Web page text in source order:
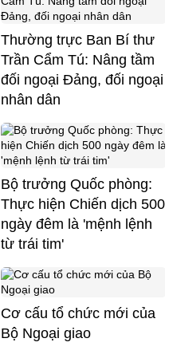
Thường trực Ban Bí thư
Trần Cẩm Tú: Nâng tầm
đối ngoại Đảng, đối ngoại
nhân dân
Bộ trưởng Quốc phòng:
Thực hiện Chiến dịch 500
ngày đêm là 'mệnh lệnh
từ trái tim'
Cơ cấu tổ chức mới của
Bộ Ngoại giao